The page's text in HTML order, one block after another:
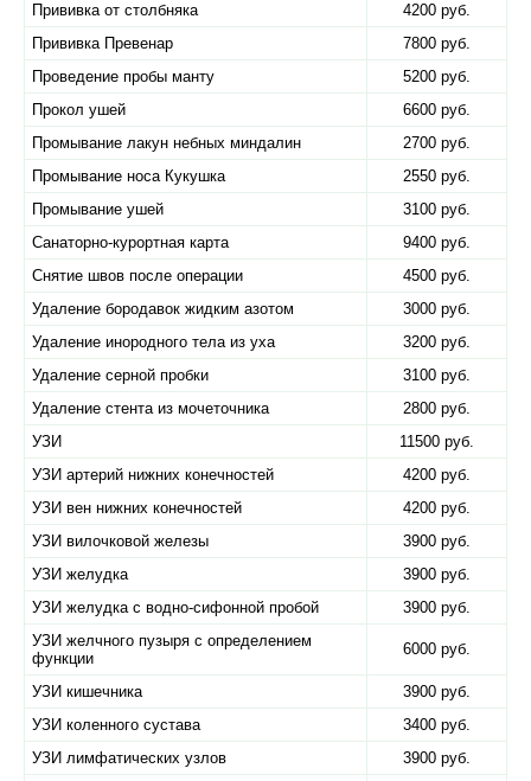
Прививка от столбняка
4200 руб.
Прививка Превенар
7800 руб.
Проведение пробы манту
5200 руб.
Прокол ушей
6600 руб.
Промывание лакун небных миндалин
2700 руб.
Промывание носа Кукушка
2550 руб.
Промывание ушей
3100 руб.
Санаторно-курортная карта
9400 руб.
Снятие швов после операции
4500 руб.
Удаление бородавок жидким азотом
3000 руб.
Удаление инородного тела из уха
3200 руб.
Удаление серной пробки
3100 руб.
Удаление стента из мочеточника
2800 руб.
УЗИ
11500 руб.
УЗИ артерий нижних конечностей
4200 руб.
УЗИ вен нижних конечностей
4200 руб.
УЗИ вилочковой железы
3900 руб.
УЗИ желудка
3900 руб.
УЗИ желудка с водно-сифонной пробой
3900 руб.
УЗИ желчного пузыря с определением
функции
6000 руб.
УЗИ кишечника
3900 руб.
УЗИ коленного сустава
3400 руб.
УЗИ лимфатических узлов
3900 руб.